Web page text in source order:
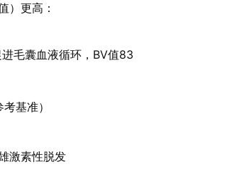
）更高：
毛囊血液循环，BV值83
基准）
激素性脱发